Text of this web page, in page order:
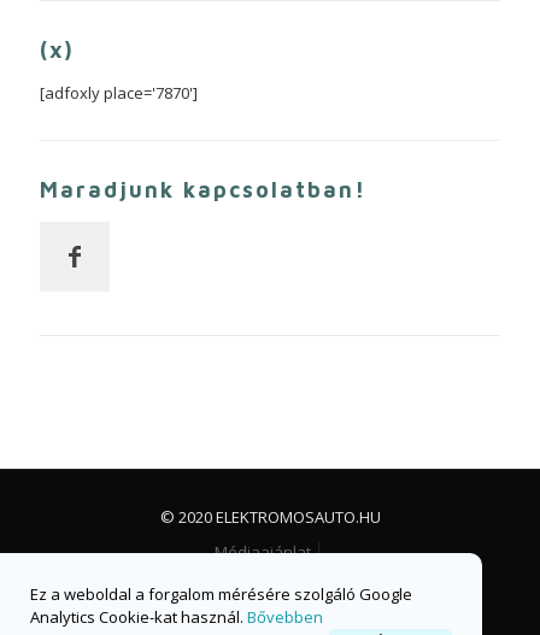
(x)
[adfoxly place='7870']
Maradjunk kapcsolatban!
© 2020 ELEKTROMOSAUTO.HU
Médiaajánlat
Facebook csoport
Facebook oldal
Ez a weboldal a forgalom mérésére szolgáló Google
Analytics Cookie-kat használ. Bővebben